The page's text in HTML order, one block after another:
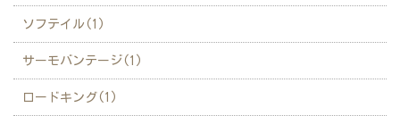
ソフテイル(1)
サーモバンテージ(1)
ロードキング(1)